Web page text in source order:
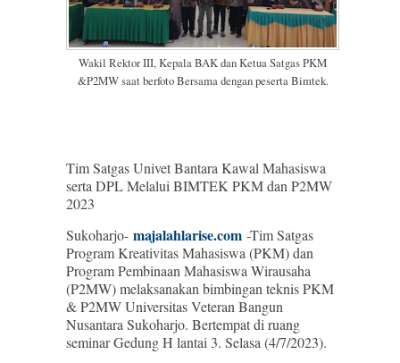
Wakil Rektor III, Kepala BAK dan Ketua Satgas PKM
&P2MW saat berfoto Bersama dengan peserta Bimtek.
Tim Satgas Univet Bantara Kawal Mahasiswa
serta DPL Melalui BIMTEK PKM dan P2MW
2023
Sukoharjo- majalahlarise.com -Tim Satgas
Program Kreativitas Mahasiswa (PKM) dan
Program Pembinaan Mahasiswa Wirausaha
(P2MW) melaksanakan bimbingan teknis PKM
& P2MW Universitas Veteran Bangun
Nusantara Sukoharjo. Bertempat di ruang
seminar Gedung H lantai 3. Selasa (4/7/2023).